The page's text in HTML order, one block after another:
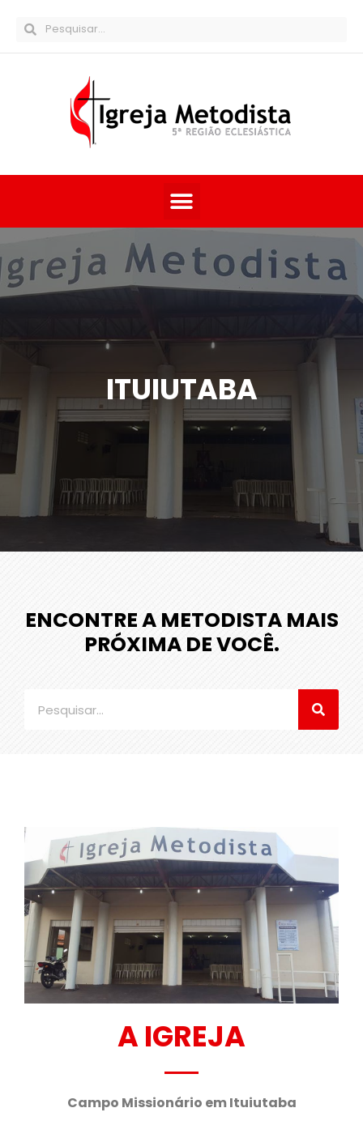
ITUIUTABA
ENCONTRE A METODISTA MAIS
PRÓXIMA DE VOCÊ.
A IGREJA
Campo Missionário em Ituiutaba